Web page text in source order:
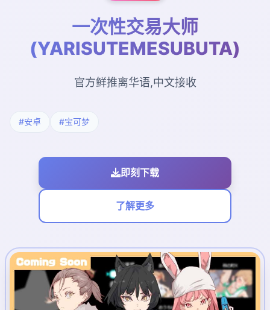
一次性交易大师
(YARISUTEMESUBUTA)
官方鲜推离华语,中文接收
#安卓 #宝可梦
即刻下载
了解更多